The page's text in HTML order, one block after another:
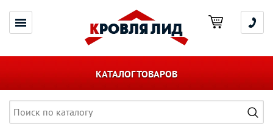
КАТАЛОГ ТОВАРОВ